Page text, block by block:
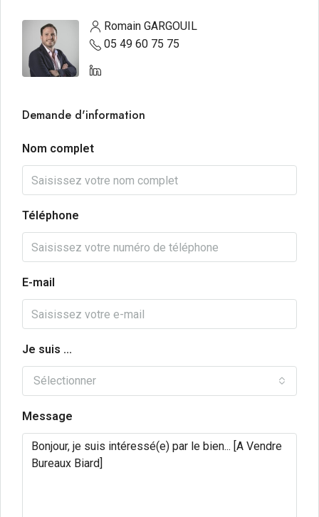
Romain GARGOUIL
05 49 60 75 75
Demande d'information
Nom complet
Téléphone
E-mail
Je suis ...
Sélectionner
Message